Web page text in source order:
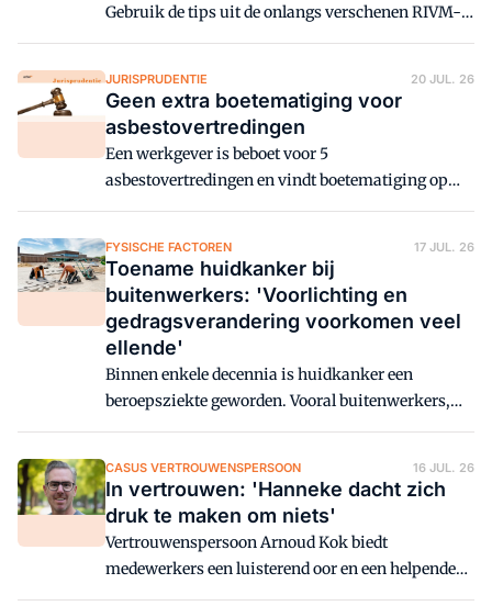
Gebruik de tips uit de onlangs verschenen RIVM-
brochure: 'Stapsgewijze aanpak
stressgerelateerde klachten.'
JURISPRUDENTIE 20 JUL. 26
Geen extra boetematiging voor
asbestovertredingen
Een werkgever is beboet voor 5
asbestovertredingen en vindt boetematiging op
zijn plaats. De rechtbank denkt daar anders over
terecht niet (verder) heeft gematigd.
FYSISCHE FACTOREN 17 JUL. 26
Toename huidkanker bij
buitenwerkers: 'Voorlichting en
gedragsverandering voorkomen veel
ellende'
Binnen enkele decennia is huidkanker een
beroepsziekte geworden. Vooral buitenwerkers,
zoals bouwvakkers, installateurs en
Het goede nieuws: het is relatief eenvoudig te
voorkomen. 'Zonbescherming moet een
vanzelfsprekend onderdeel worden van veilig
werken.'
CASUS VERTROUWENSPERSOON 16 JUL. 26
In vertrouwen: 'Hanneke dacht zich
druk te maken om niets'
Vertrouwenspersoon Arnoud Kok biedt
medewerkers een luisterend oor en een helpende
hand. Deze keer Hanneke, die dacht dat zij zich